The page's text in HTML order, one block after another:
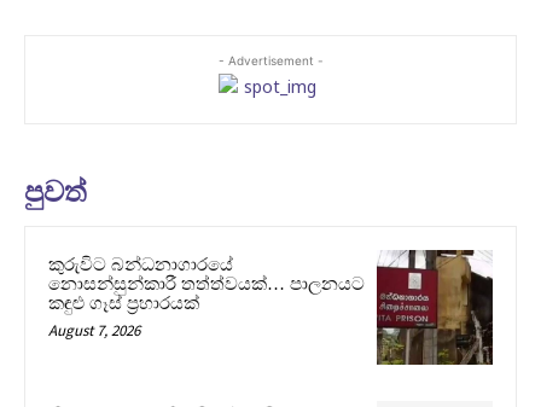
- Advertisement -
පුවත්
කුරුවිට බන්ධනාගාරයේ
නොසන්සුන්කාරී තත්ත්වයක්… පාලනයට
කඳුළු ගෑස් ප්‍රහාරයක්
August 7, 2026